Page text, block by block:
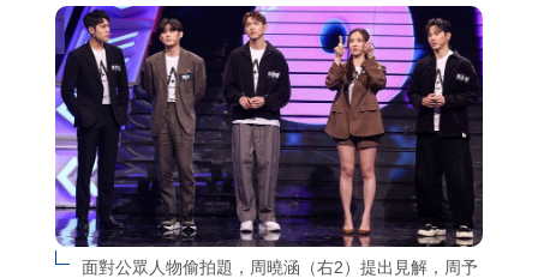
面對公眾人物偷拍題，周曉涵（右2）提出見解，周予